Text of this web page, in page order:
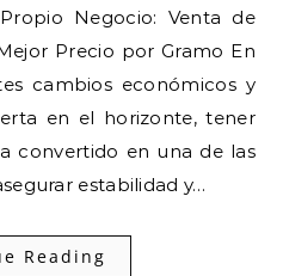
Precio por Gramo En
cambios económicos y
en el horizonte, tener
convertido en una de las
estabilidad y…
Reading